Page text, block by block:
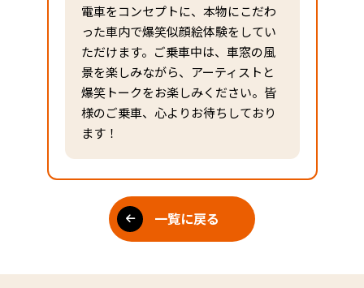
電車をコンセプトに、本物にこだわ
った車内で爆笑似顔絵体験をしてい
ただけます。ご乗車中は、車窓の風
景を楽しみながら、アーティストと
爆笑トークをお楽しみください。皆
様のご乗車、心よりお待ちしており
ます！
一覧に戻る